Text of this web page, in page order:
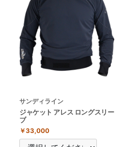
サンディライン
ジャケット アレス ロングスリー
ブ
￥33,000